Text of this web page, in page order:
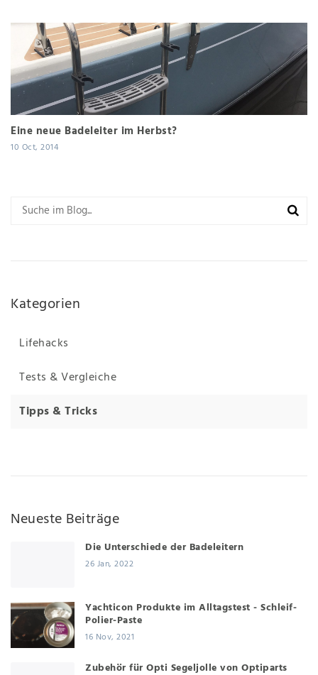
Eine neue Badeleiter im Herbst?
10 Oct, 2014
Kategorien
Lifehacks
Tests & Vergleiche
Tipps & Tricks
Neueste Beiträge
Die Unterschiede der Badeleitern
26 Jan, 2022
Yachticon Produkte im Alltagstest - Schleif-
Polier-Paste
16 Nov, 2021
Zubehör für Opti Segeljolle von Optiparts